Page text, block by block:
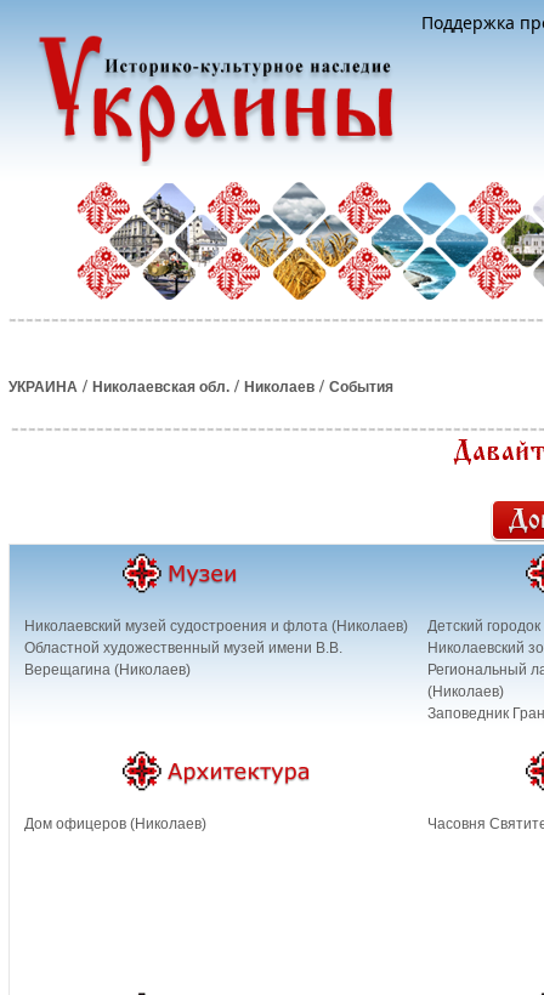
Поддержка
УКРАИНА / Николаевская обл. / Николаев / События
Николаевский музей судостроения и флота (Николаев)
Областной художественный музей имени В.В.
Верещагина (Николаев)
Детский
Николаевский
Региональный
(Николаев)
Заповедник
Дом офицеров (Николаев) Часовня